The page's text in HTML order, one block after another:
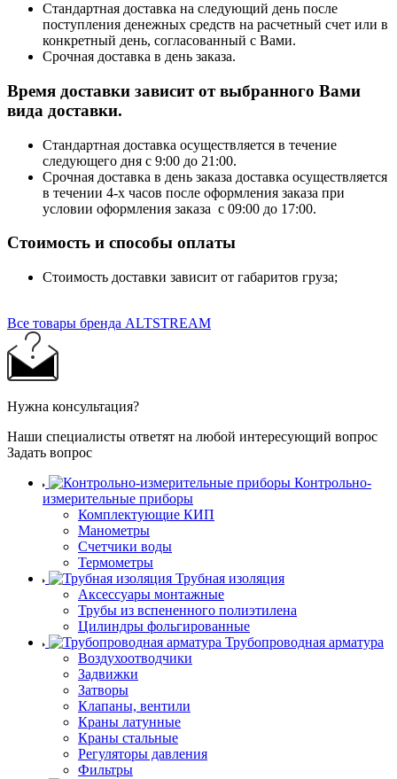
Стандартная доставка на следующий день после
поступления денежных средств на расчетный счет или в
конкретный день, согласованный с Вами.
Срочная доставка в день заказа.
Время доставки зависит от выбранного Вами
вида доставки.
Стандартная доставка осуществляется в течение
следующего дня с 9:00 до 21:00.
Срочная доставка в день заказа доставка осуществляется
в течении 4-х часов после оформления заказа при
условии оформления заказа с 09:00 до 17:00.
Стоимость и способы оплаты
Стоимость доставки зависит от габаритов груза;
Все товары бренда ALTSTREAM
Нужна консультация?
Наши специалисты ответят на любой интересующий вопрос
Задать вопрос
Контрольно-
измерительные приборы
Комплектующие КИП
Манометры
Счетчики воды
Термометры
Трубная изоляция
Аксессуары монтажные
Трубы из вспененного полиэтилена
Цилиндры фольгированные
Трубопроводная арматура
Воздухоотводчики
Задвижки
Затворы
Клапаны, вентили
Краны латунные
Краны стальные
Регуляторы давления
Фильтры